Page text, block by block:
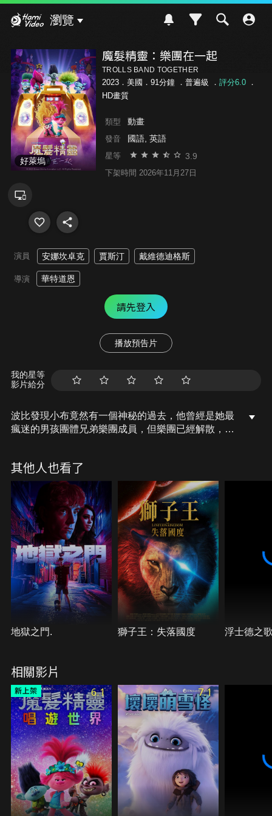
瀏覽
好萊塢
魔髮精靈：樂團在一起
TROLLS BAND TOGETHER
2023．美國．91分鐘 ． 普遍級 ． 評分6.0．
HD畫質
類型 動畫
發音 國語, 英語
星等 3.9
下架時間 2026年11月27日
演員 安娜坎卓克 賈斯汀 戴維德迪格斯
導演 華特道恩
請先登入
播放預告片
我的星等
影片給分
波比發現小布竟然有一個神秘的過去，他曾經是她最
瘋迷的男孩團體兄弟樂團成員，但樂團已經解散，小
就展開一場既驚險刺激又情緒激動的冒險旅程...。
【國語配音】劉雨青、許仁傑、張嫚芯。
其他人也看了
地獄之門. 獅子王：失落國度 浮士德之
相關影片
6.1 7.1